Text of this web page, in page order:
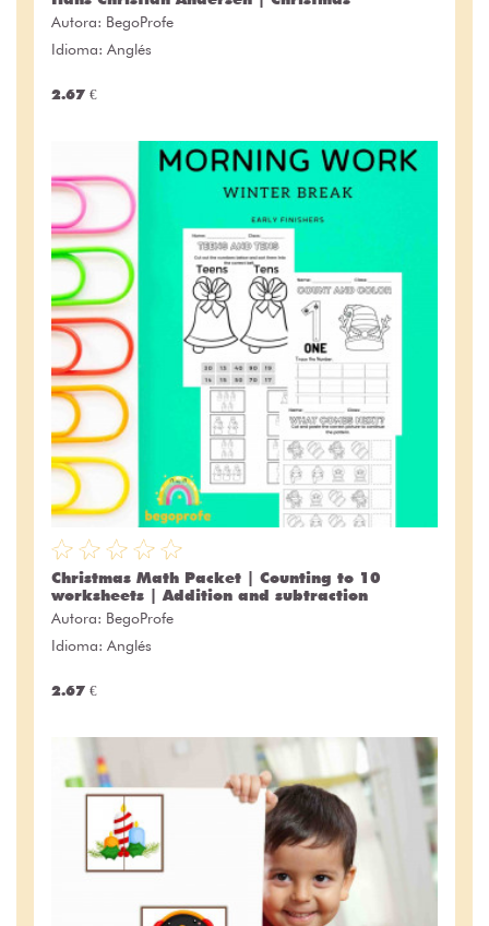
Autora: BegoProfe
Idioma: Anglés
2.67 €
Christmas Math Packet | Counting to 10
worksheets | Addition and subtraction
Autora: BegoProfe
Idioma: Anglés
2.67 €